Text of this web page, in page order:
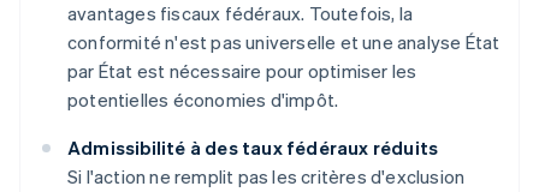
avantages fiscaux fédéraux. Toutefois, la
conformité n'est pas universelle et une analyse État
par État est nécessaire pour optimiser les
potentielles économies d'impôt.
Admissibilité à des taux fédéraux réduits
Si l'action ne remplit pas les critères d'exclusion